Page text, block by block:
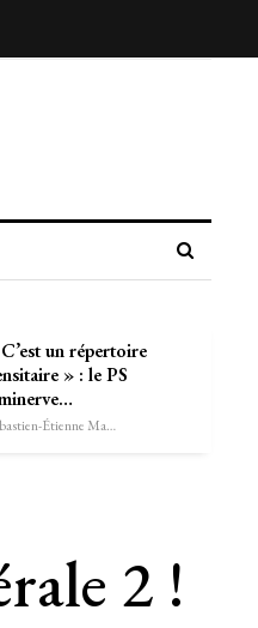
un répertoire
» : le PS
Sébastien-Étienne Marechal
2 !